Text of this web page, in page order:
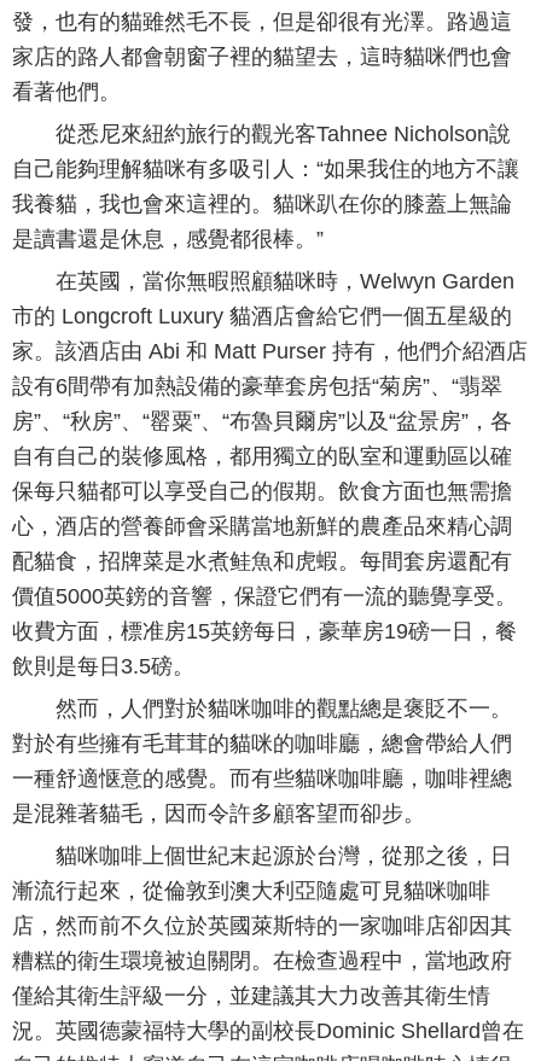
發，也有的貓雖然毛不長，但是卻很有光澤。路過這
家店的路人都會朝窗子裡的貓望去，這時貓咪們也會
看著他們。
從悉尼來紐約旅行的觀光客Tahnee Nicholson說
自己能夠理解貓咪有多吸引人：“如果我住的地方不讓
我養貓，我也會來這裡的。貓咪趴在你的膝蓋上無論
是讀書還是休息，感覺都很棒。”
在英國，當你無暇照顧貓咪時， Welwyn Garden
市的 Longcroft Luxury 貓酒店會給它們一個五星級的
家。該酒店由 Abi 和 Matt Purser 持有，他們介紹酒店
設有6間帶有加熱設備的豪華套房包括“菊房”、“翡翠
房”、“秋房”、“罂粟”、“布魯貝爾房”以及“盆景房”，各
自有自己的裝修風格，都用獨立的臥室和運動區以確
保每只貓都可以享受自己的假期。飲食方面也無需擔
心，酒店的營養師會采購當地新鮮的農產品來精心調
配貓食，招牌菜是水煮鲑魚和虎蝦。每間套房還配有
價值5000英鎊的音響，保證它們有一流的聽覺享受。
收費方面，標准房15英鎊每日，豪華房19磅一日，餐
飲則是每日3.5磅。
然而，人們對於貓咪咖啡的觀點總是褒貶不一。
對於有些擁有毛茸茸的貓咪的咖啡廳，總會帶給人們
一種舒適惬意的感覺。而有些貓咪咖啡廳，咖啡裡總
是混雜著貓毛，因而令許多顧客望而卻步。
貓咪咖啡上個世紀末起源於台灣，從那之後，日
漸流行起來，從倫敦到澳大利亞隨處可見貓咪咖啡
店，然而前不久位於英國萊斯特的一家咖啡店卻因其
糟糕的衛生環境被迫關閉。在檢查過程中，當地政府
僅給其衛生評級一分，並建議其大力改善其衛生情
況。英國德蒙福特大學的副校長 Dominic Shellard曾在